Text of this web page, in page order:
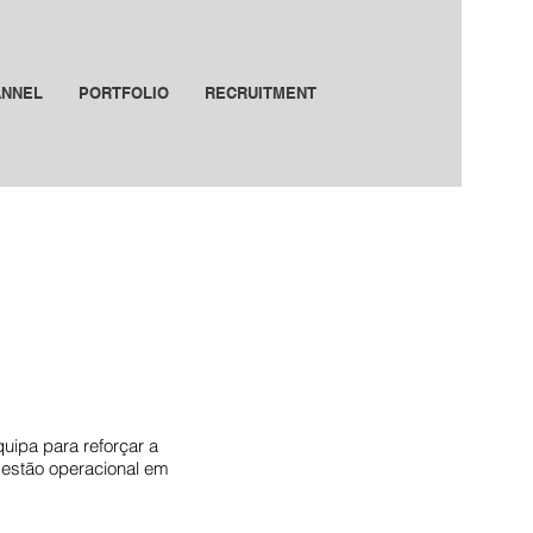
PORTFOLIO RECRUITMENT
para reforçar a
operacional em